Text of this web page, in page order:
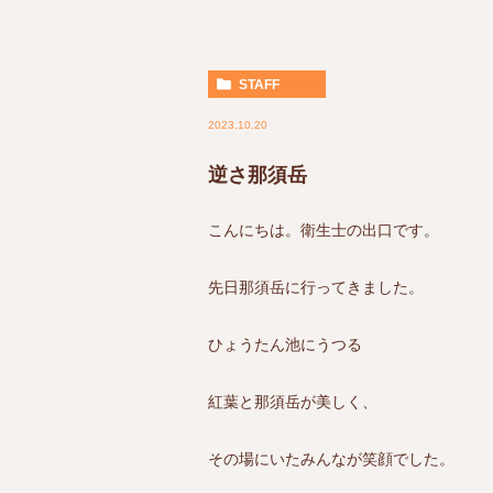
STAFF
2023.10.20
逆さ那須岳
こんにちは。衛生士の出口です。
先日那須岳に行ってきました。
ひょうたん池にうつる
紅葉と那須岳が美しく、
その場にいたみんなが笑顔でした。